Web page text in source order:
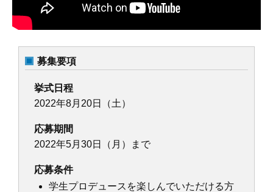
募集要項
挙式日程
2022年8月20日（土）
応募期間
2022年5月30日（月）まで
応募条件
学生プロデュースを楽しんでいただける方